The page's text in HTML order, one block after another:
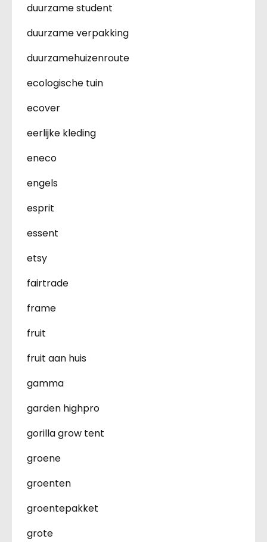
duurzame student
duurzame verpakking
duurzamehuizenroute
ecologische tuin
ecover
eerlijke kleding
eneco
engels
esprit
essent
etsy
fairtrade
frame
fruit
fruit aan huis
gamma
garden highpro
gorilla grow tent
groene
groenten
groentepakket
grote